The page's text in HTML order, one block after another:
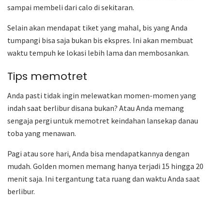
sampai membeli dari calo di sekitaran.
Selain akan mendapat tiket yang mahal, bis yang Anda
tumpangi bisa saja bukan bis ekspres. Ini akan membuat
waktu tempuh ke lokasi lebih lama dan membosankan.
Tips memotret
Anda pasti tidak ingin melewatkan momen-momen yang
indah saat berlibur disana bukan? Atau Anda memang
sengaja pergi untuk memotret keindahan lansekap danau
toba yang menawan.
Pagi atau sore hari, Anda bisa mendapatkannya dengan
mudah. Golden momen memang hanya terjadi 15 hingga 20
menit saja. Ini tergantung tata ruang dan waktu Anda saat
berlibur.